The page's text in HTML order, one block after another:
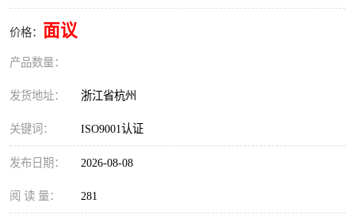
价格： 面议
产品数量：
发货地址： 浙江省杭州
关键词： ISO9001认证
发布日期： 2026-08-08
阅 读 量： 281
iso22000认证
ISO27001信息安全认证